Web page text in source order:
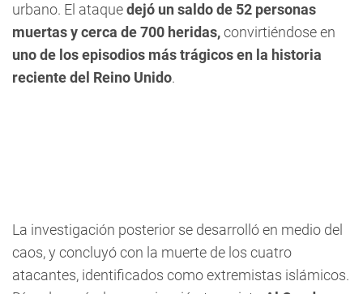
urbano. El ataquedejó un saldo de 52 personas
muertas y cerca de 700 heridas,convirtiéndose en
uno de los episodios más trágicos en la historia
reciente del Reino Unido.
La investigación posterior se desarrolló en medio del
caos, y concluyó con la muerte de los cuatro
atacantes, identificados como extremistas islámicos.